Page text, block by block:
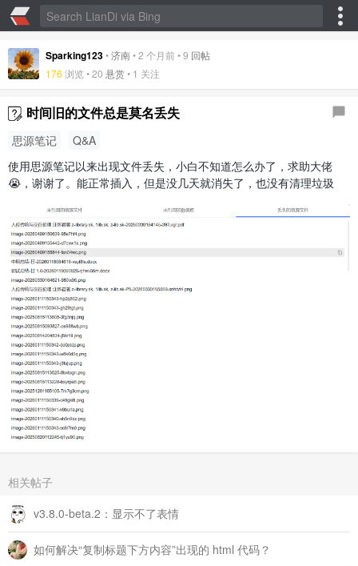
Sparking123•济南•2 个月前•9 回帖
176 浏览 •20 悬赏• 1 关注
时间旧的文件总是莫名丢失
思源笔记
Q&A
使用思源笔记以来出现文件丢失，小白不知道怎么办了，求助大佬
😭，谢谢了。能正常插入，但是没几天就消失了，也没有清理垃圾
相关帖子
v3.8.0-beta.2：显示不了表情
如何解决“复制标题下方内容”出现的 html 代码？